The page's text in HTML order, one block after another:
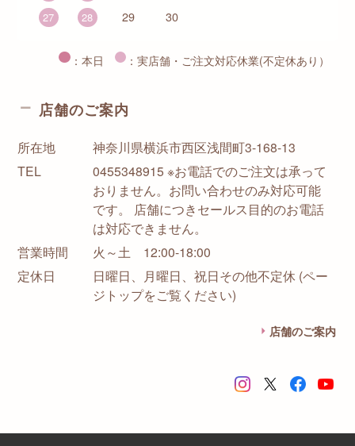
27 28 29 30
：本日 ：実店舗・ご注文対応休業(不定休あり）
店舗のご案内
所在地
神奈川県横浜市西区浅間町3-168-13
TEL
0455348915 ※お電話でのご注文は承って
おりません。お問い合わせのみ対応可能
です。 店舗につきセールス目的のお電話
は対応できません。
営業時間
火～土 12:00-18:00
定休日
日曜日、月曜日、祝日その他不定休 (ペー
ジトップをご覧ください)
店舗のご案内